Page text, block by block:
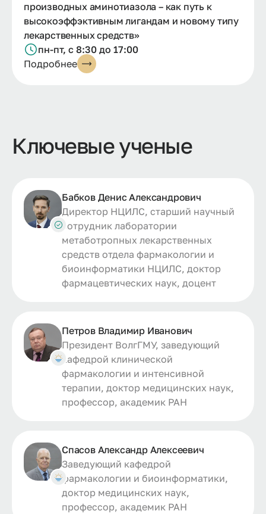
производных аминотиазола – как путь к
высокоэффэктивным лигандам и новому типу
лекарственных средств»
пн-пт, с 8:30 до 17:00
Подробнее
Ключевые ученые
Бабков Денис Александрович
Директор НЦИЛС, старший научный
сотрудник лаборатории
метаботропных лекарственных
средств отдела фармакологии и
биоинформатики НЦИЛС, доктор
фармацевтических наук, доцент
Петров Владимир Иванович
Президент ВолгГМУ, заведующий
кафедрой клинической
фармакологии и интенсивной
терапии, доктор медицинских наук,
профессор, академик РАН
Спасов Александр Алексеевич
Заведующий кафедрой
фармакологии и биоинформатики,
доктор медицинских наук,
профессор, академик РАН